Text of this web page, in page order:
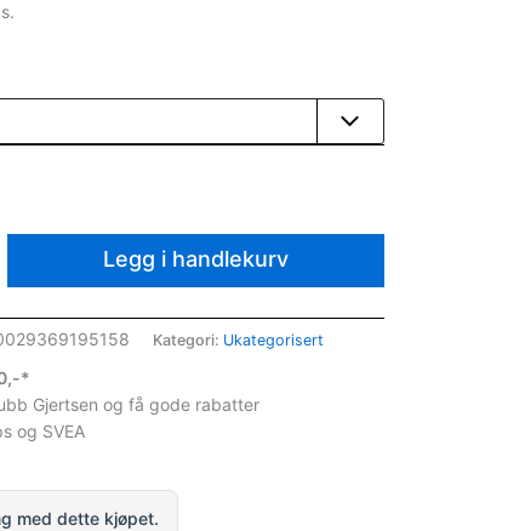
Legg i handlekurv
Kategori: Ukategorisert
*
Gjertsen og få gode rabatter
og SVEA
med dette kjøpet.